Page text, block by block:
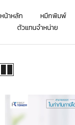
หน้าหลัก หมึกพิมพ์
ตัวแทนจำหน่าย